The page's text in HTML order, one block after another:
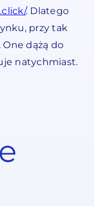
. Dlatego
przy tak
dążą do
natychmiast.